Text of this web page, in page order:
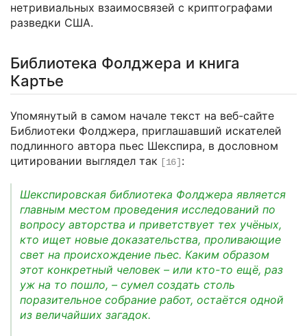
нетривиальных взаимосвязей с криптографами
разведки США.
Библиотека Фолджера и книга
Картье
Упомянутый в самом начале текст на веб-сайте
Библиотеки Фолджера, приглашавший искателей
подлинного автора пьес Шекспира, в дословном
цитировании выглядел так [16] :
Шекспировская библиотека Фолджера является
главным местом проведения исследований по
вопросу авторства и приветствует тех учёных,
кто ищет новые доказательства, проливающие
свет на происхождение пьес. Каким образом
этот конкретный человек – или кто-то ещё, раз
уж на то пошло, – сумел создать столь
поразительное собрание работ, остаётся одной
из величайших загадок.